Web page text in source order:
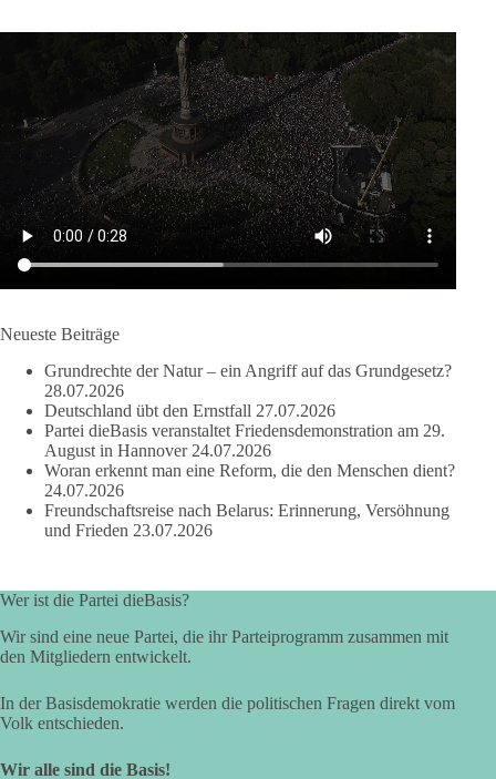
Wusstest du, dass ein guter Antrag nicht besser oder schlechter
wird, nur weil er von einer bestimmten Partei kommt?
Sachsen-Anhalt braucht Lösungen für Schule, Pflege,
Wirtschaft, Infrastruktur und die Kommunen. Diese Probleme
werden nicht kleiner, wenn im Landtag zuerst auf Parteifarbe
und erst danach auf den Inhalt geschaut wird.
🟩🟩🟦🟦🟥🟥🟧🟧
und den Menschen wirklich nützt.
wenn er Sachsen-Anhalt nicht weiterbringt.
💬 Was ist dir wichtiger: der Absender eines Antrags oder das
Ergebnis für Sachsen-Anhalt?
#dieBasis #sachsenanhalt
👉 Folgen:
24 6 2 Auf Facebook ansehen
2 Tage(n) zuvor
⚡ Vorsorge ist richtig. Aber Vorsorge ersetzt keine verlässliche
Neueste Beiträge
Grundrechte der Natur – ein Angriff auf das Grundgesetz?
28.07.2026
Deutschland übt den Ernstfall 27.07.2026
Partei dieBasis veranstaltet Friedensdemonstration am 29.
August in Hannover 24.07.2026
Woran erkennt man eine Reform, die den Menschen dient?
24.07.2026
Freundschaftsreise nach Belarus: Erinnerung, Versöhnung
und Frieden 23.07.2026
Wer ist die Partei dieBasis?
Wir sind eine neue Partei, die ihr Parteiprogramm zusammen mit
den Mitgliedern entwickelt.
In der Basisdemokratie werden die politischen Fragen direkt vom
Volk entschieden.
Wir alle sind die Basis!